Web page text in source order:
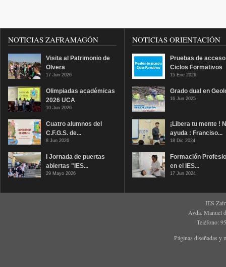
NOTICIAS ZAFRAMAGÓN
Visita al Patrimonio de
Olvera
17 Jun 2026
Olimpiadas académicas
2026 UCA
10 Jun 2026
Cuatro alumnos del
C.F.G.S. de...
8 Jun 2026
I Jornada de puertas
abiertas "IES...
29 Mayo 2026
NOTICIAS ORIENTACIÓN
Pruebas de
Ciclos Formativos
15 Ene 2026
Grado dual en
16 Jun 2025
¡Libera tu mente !
ayuda : Franciso...
18 Dic 2024
Formación
en el IES...
17 Jun 2024
IES
Avda. Manuel
Teléfono:
Páginas diseñadas y